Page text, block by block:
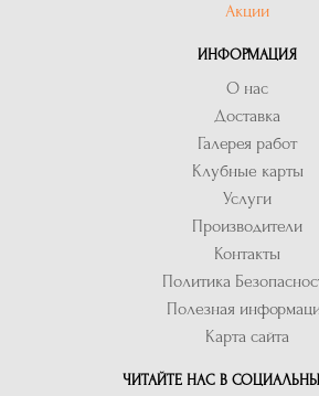
Акции
ИНФОРМАЦИЯ
О нас
Доставка
Галерея работ
Клубные карты
Услуги
Производители
Контакты
Политика
Полезная
Карта сайта
ЧИТАЙТЕ НАС В